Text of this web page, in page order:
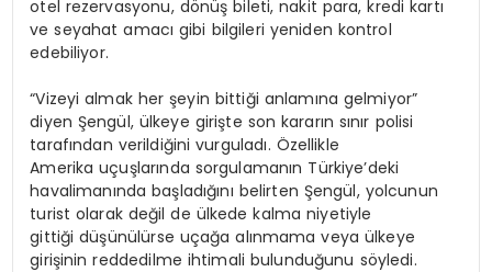
otel rezervasyonu, dönüş bileti, nakit para, kredi kartı
ve seyahat amacı gibi bilgileri yeniden kontrol
edebiliyor.
“Vizeyi almak her şeyin bittiği anlamına gelmiyor”
diyen Şengül, ülkeye girişte son kararın sınır polisi
tarafından verildiğini vurguladı. Özellikle
Amerika uçuşlarında sorgulamanın Türkiye’deki
havalimanında başladığını belirten Şengül, yolcunun
turist olarak değil de ülkede kalma niyetiyle
gittiği düşünülürse uçağa alınmama veya ülkeye
girişinin reddedilme ihtimali bulunduğunu söyledi.